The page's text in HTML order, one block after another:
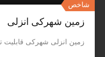
شاخص
زمین شهرکی انزلی
زمین انزلی شهرکی قابلیت